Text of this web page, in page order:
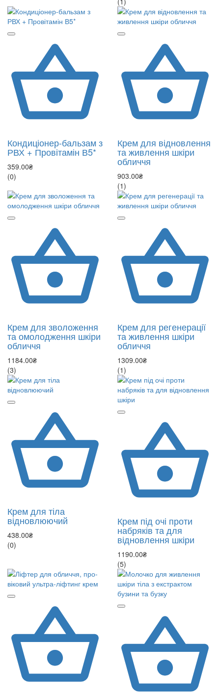
Кондиціонер-бальзам з
РВХ + Провітамін В5*
359.00₴
(0)
Крем для відновлення
та живлення шкіри
обличчя
903.00₴
(1)
Крем для зволоження
та омолодження шкіри
обличчя
1184.00₴
(3)
Крем для регенерації
та живлення шкіри
обличчя
1309.00₴
(1)
Крем для тіла
відновлюючий
438.00₴
(0)
Крем під очі проти
набряків та для
відновлення шкіри
1190.00₴
(5)